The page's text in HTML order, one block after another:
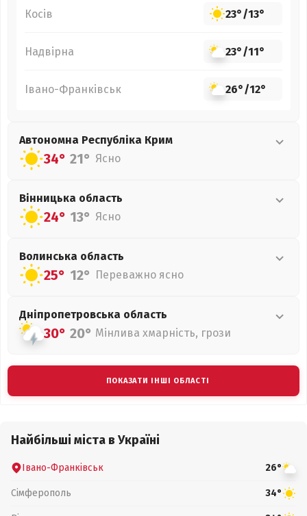
Косів 23°/13°
Надвірна 23°/11°
Івано-Франківськ 26°/12°
Автономна Республіка Крим
34° 21° Ясно
Вінницька область
24° 13° Ясно
Волинська область
25° 12° Переважно ясно
Дніпропетровська область
30° 20° Мінлива хмарність, грози
ПОКАЗАТИ ІНШІ ОБЛАСТІ
Найбільші міста в Україні
Івано-Франківськ 26°
Сімферополь 34°